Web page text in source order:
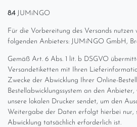
8.4JUMiNGO
Für die Vorbereitung des Versands nutzen
folgenden Anbieters: JUMiNGO GmbH,
Gemäß Art. 6 Abs. 1 lit. b DSGVO
Versandetiketten mit Ihren
Zwecke der Abwicklung Ihrer Online-
Bestellabwicklungssystem an den Anbieter,
unsere lokalen Drucker sendet, um den
Weitergabe der Daten erfolgt hierbei nur,
Abwicklung tatsächlich erforderlich ist.